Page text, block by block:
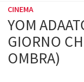
CINEMA
YOM
GIORNO
OMBRA)